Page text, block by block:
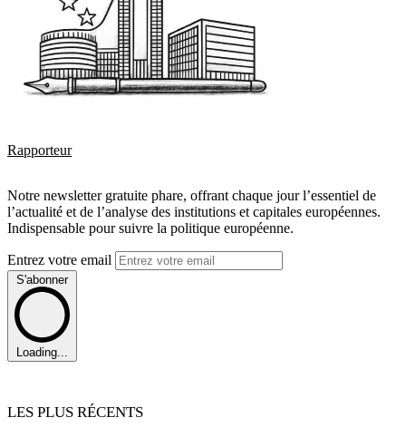
Rapporteur
Notre newsletter gratuite phare, offrant chaque jour l’essentiel de
l’actualité et de l’analyse des institutions et capitales européennes.
Indispensable pour suivre la politique européenne.
Entrez votre email
S'abonner
Loading...
LES PLUS RÉCENTS